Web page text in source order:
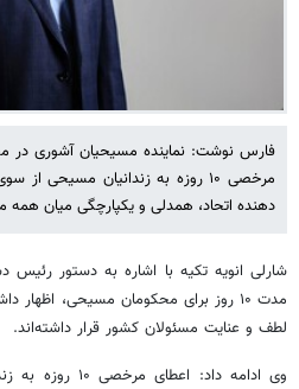
فارس نوشت: نماینده مسیحیان آشوری
مرخصی ۱۰ روزه به زندانیان
دهنده اتحاد، همدلی و یکپارچگی میان همه
شارلی انویه تکیه با اشاره به دستور
مدت ۱۰ روز برای محکومان مسیحی،
لطف و عنایت مسئولان کشور قرار داشته‌اند.
وی ادامه داد: